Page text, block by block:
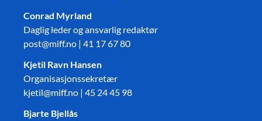
Conrad Myrland
Daglig leder og ansvarlig redaktør
post@miff.no | 41 17 67 80
Kjetil Ravn Hansen
Organisasjonssekretær
kjetil@miff.no | 45 24 45 98
Bjarte Bjellås